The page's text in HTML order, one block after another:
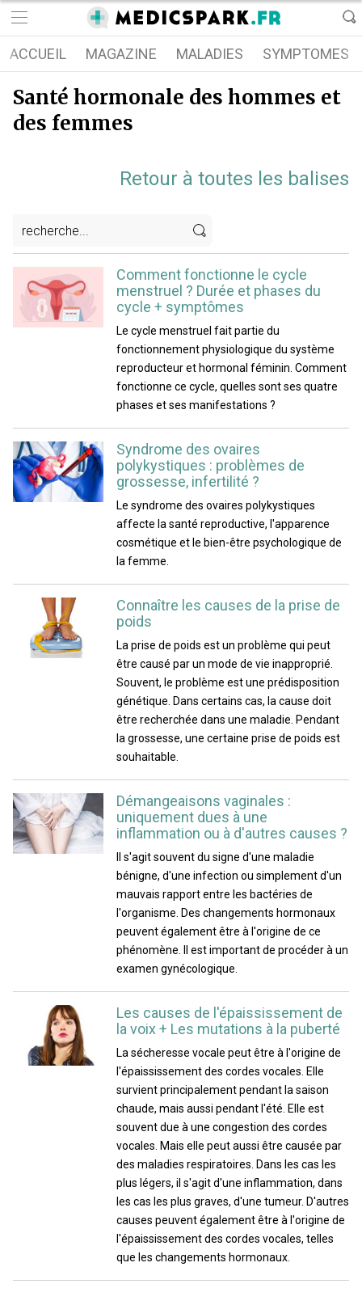
ACCUEIL MAGAZINE MALADIES SYMPTOMES
Santé hormonale des hommes et
des femmes
Retour à toutes les balises
Comment fonctionne le cycle
menstruel ? Durée et phases du
cycle + symptômes
Le cycle menstruel fait partie du
fonctionnement physiologique du système
reproducteur et hormonal féminin. Comment
fonctionne ce cycle, quelles sont ses quatre
phases et ses manifestations ?
Syndrome des ovaires
polykystiques : problèmes de
grossesse, infertilité ?
Le syndrome des ovaires polykystiques
affecte la santé reproductive, l'apparence
cosmétique et le bien-être psychologique de
la femme.
Connaître les causes de la prise de
poids
La prise de poids est un problème qui peut
être causé par un mode de vie inapproprié.
Souvent, le problème est une prédisposition
génétique. Dans certains cas, la cause doit
être recherchée dans une maladie. Pendant
la grossesse, une certaine prise de poids est
souhaitable.
Démangeaisons vaginales :
uniquement dues à une
inflammation ou à d'autres causes ?
Il s'agit souvent du signe d'une maladie
bénigne, d'une infection ou simplement d'un
mauvais rapport entre les bactéries de
l'organisme. Des changements hormonaux
peuvent également être à l'origine de ce
phénomène. Il est important de procéder à un
examen gynécologique.
Les causes de l'épaississement de
la voix + Les mutations à la puberté
La sécheresse vocale peut être à l'origine de
l'épaississement des cordes vocales. Elle
survient principalement pendant la saison
chaude, mais aussi pendant l'été. Elle est
souvent due à une congestion des cordes
vocales. Mais elle peut aussi être causée par
des maladies respiratoires. Dans les cas les
plus légers, il s'agit d'une inflammation, dans
les cas les plus graves, d'une tumeur. D'autres
causes peuvent également être à l'origine de
l'épaississement des cordes vocales, telles
que les changements hormonaux.